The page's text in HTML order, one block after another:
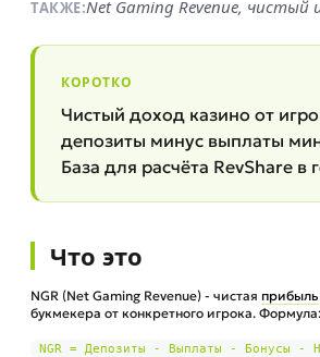
ТАКЖЕ:Net Gaming Revenue, чистый
КОРОТКО
Чистый доход казино от
депозиты минус выплаты
База для расчёта RevShare в
Что это
NGR (Net Gaming Revenue) - чистая прибыль
букмекера от конкретного игрока. Формула:
NGR = Депозиты - Выплаты - Бонусы -